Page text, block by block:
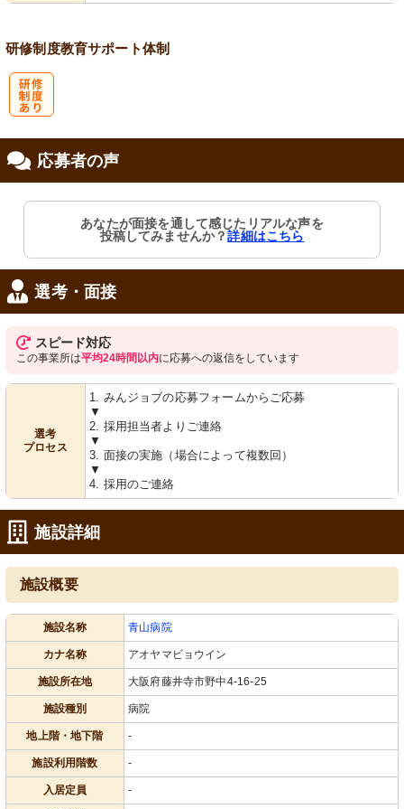
研修制度教育サポート体制
応募者の声
あなたが面接を通して感じたリアルな声を
投稿してみませんか？詳細はこちら
選考・面接
スピード対応
この事業所は平均24時間以内に応募への返信をしています
選考
プロセス
1. みんジョブの応募フォームからご応募
▼
2. 採用担当者よりご連絡
▼
3. 面接の実施（場合によって複数回）
▼
4. 採用のご連絡
施設詳細
施設概要
施設名称 青山病院
カナ名称 アオヤマビョウイン
施設所在地 大阪府藤井寺市野中4-16-25
施設種別 病院
地上階・地下階 -
施設利用階数 -
入居定員 -